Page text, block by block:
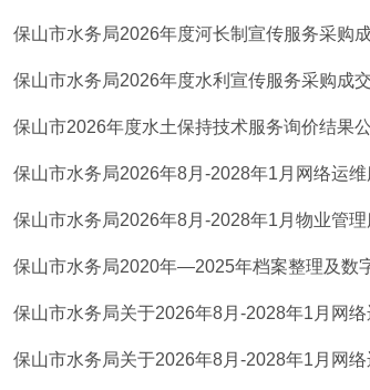
保山市水务局2026年度河长制宣传服务采购
保山市水务局2026年度水利宣传服务采购成
保山市2026年度水土保持技术服务询价结果
保山市水务局2026年8月-2028年1月网络运
保山市水务局2026年8月-2028年1月物业管
保山市水务局2020年—2025年档案整理及数
保山市水务局关于2026年8月-2028年1月网
保山市水务局关于2026年8月-2028年1月网